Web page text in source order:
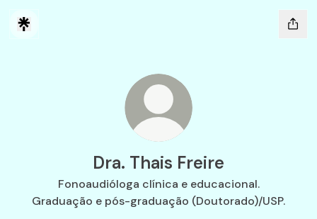
Dra. Thais Freire
Fonoaudióloga clínica e educacional.
Graduação e pós-graduação (Doutorado)/USP.